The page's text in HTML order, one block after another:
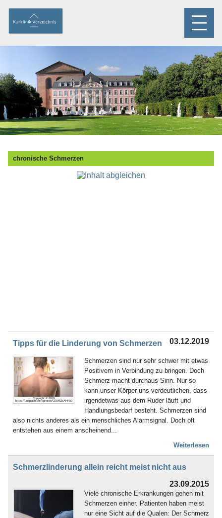
chronische Schmerzen
Tipps für die Linderung von Schmerzen 03.12.2019
Copyright © 2019
https://unsplash.com/photos/CEM52sAHR80
Schmerzen sind nur sehr schwer mit etwas
Positivem in Verbindung zu bringen. Doch
Schmerz macht durchaus Sinn. Nur so
kann unser Körper uns verdeutlichen, dass
irgendetwas aus dem Ruder läuft und
Handlungsbedarf besteht. Schmerzen sind
also nichts anderes als ein menschliches Alarmsignal. Doch oft
entstehen aus einem anscheinend...
Weiterlesen
Schmerzlinderung allein reicht meist nicht aus
23.09.2015
Viele chronische Erkrankungen gehen mit
Schmerzen einher. Patienten haben meist
nur eine Sicht auf die Qualen: Der Schmerz